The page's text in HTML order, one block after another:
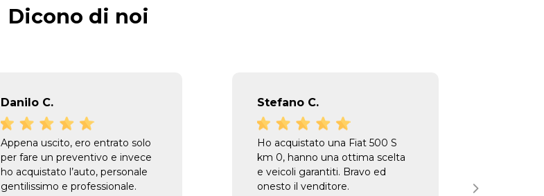
Dicono di noi
Danilo C.
Appena uscito, ero entrato solo
per fare un preventivo e invece
ho acquistato l’auto, personale
gentilissimo e professionale.
Stefano C.
Ho acquistato una Fiat 500 S
km 0, hanno una ottima scelta
e veicoli garantiti. Bravo ed
onesto il venditore.